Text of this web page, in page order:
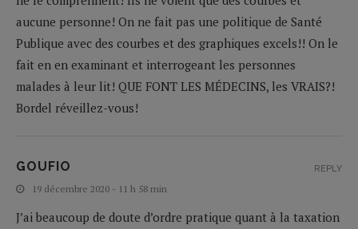
aucune personne! On ne fait pas une politique de Santé
Publique avec des courbes et des graphiques excels!! On le
fait en en examinant et interrogeant les personnes
malades à leur lit! QUE FONT LES MÉDECINS, les VRAIS?!
Bordel réveillez-vous!
GOUFIO
19 décembre 2020 - 11 h 58 min
J’ai beaucoup de doute d’ordre pratique quant à la taxation
REPLY